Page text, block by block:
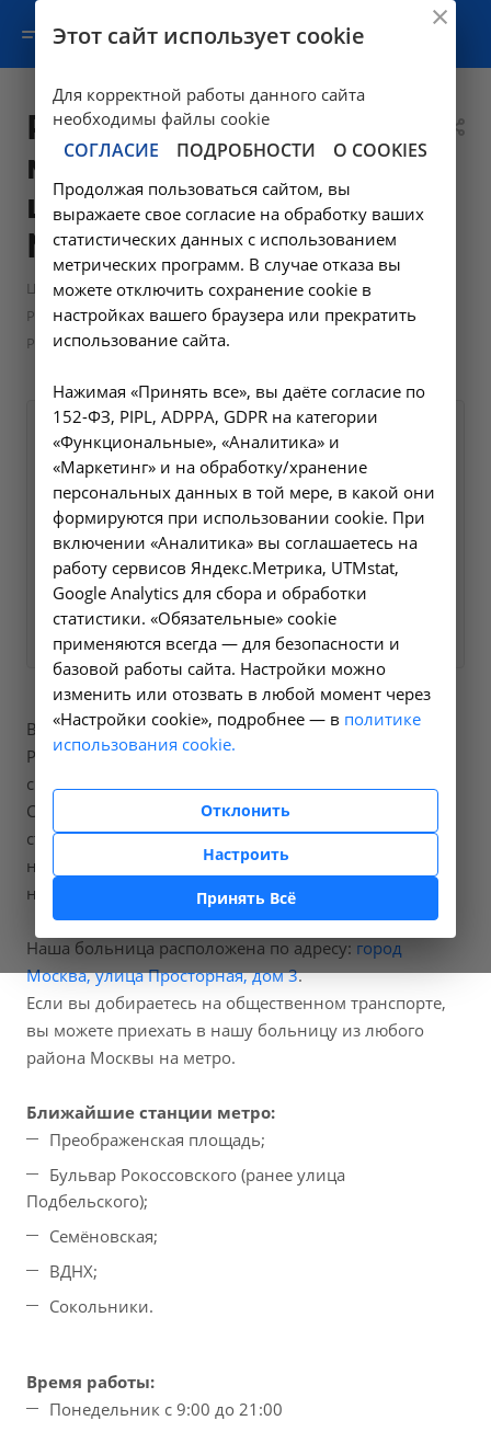
Рентгенография
мягких тканей
шеи - A06.01.003 в
Москве
Цены в Москве —
Рентгенологические исследования в Москве —
Рентгенография мягких тканей шеи - A06.01.003 в Москве
Оформите заявку на сайте,
мы свяжемся с вами в
ближайшее время и ответим
на все интересующие
вопросы.
Заказать услугу
В нашей больнице вы можете пройти процедуры
Рентгенография мягких тканей шеи, код по
справочнику A06.01.003.
Стоимость составит от 1100 рублей, точную
стоимость процедур вы можете уточнить
непосредственно позвонив
нам по номеру телефона+7 (495) 3207797
Наша больница расположена по адресу: город
Москва, улица Просторная, дом 3.
Если вы добираетесь на общественном транспорте,
вы можете приехать в нашу больницу из любого
района Москвы на метро.
Ближайшие станции метро:
Преображенская площадь;
Бульвар Рокоссовского (ранее улица
Подбельского);
Семёновская;
ВДНХ;
Сокольники.
Время работы:
Понедельник с 9:00 до 21:00
Этот сайт использует cookie
Для корректной работы данного сайта
необходимы файлы cookie
СОГЛАСИЕ ПОДРОБНОСТИ О COOKIES
Продолжая пользоваться сайтом, вы
выражаете свое согласие на обработку ваших
статистических данных с использованием
метрических программ. В случае отказа вы
можете отключить сохранение cookie в
настройках вашего браузера или прекратить
использование сайта.
Нажимая «Принять все», вы даёте согласие по
152-ФЗ, PIPL, ADPPA, GDPR на категории
«Функциональные», «Аналитика» и
«Маркетинг» и на обработку/хранение
персональных данных в той мере, в какой они
формируются при использовании cookie. При
включении «Аналитика» вы соглашаетесь на
работу сервисов Яндекс.Метрика, UTMstat,
Google Analytics для сбора и обработки
статистики. «Обязательные» cookie
применяются всегда — для безопасности и
базовой работы сайта. Настройки можно
изменить или отозвать в любой момент через
«Настройки cookie», подробнее — в политике
использования cookie.
Отклонить
Настроить
Принять Всё